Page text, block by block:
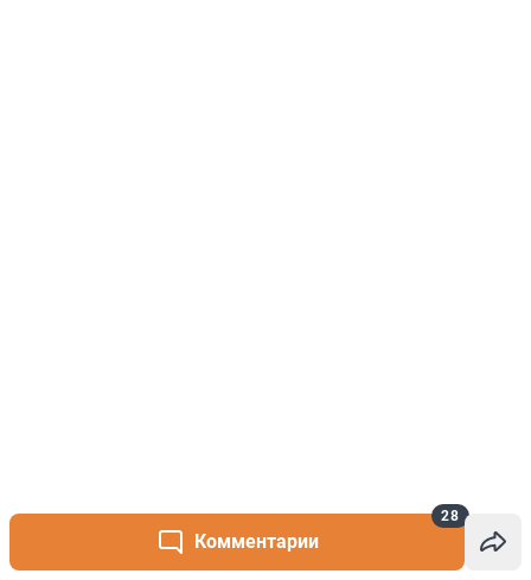
Комментарии
28